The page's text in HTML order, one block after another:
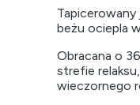
beżu ociepla
Obracana o
strefie
wieczornego